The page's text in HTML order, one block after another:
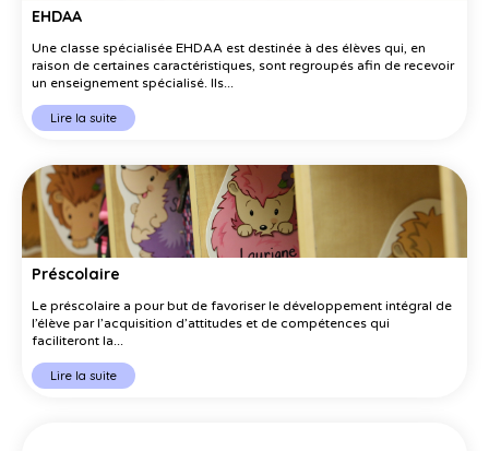
EHDAA
Une classe spécialisée EHDAA est destinée à des élèves qui, en
raison de certaines caractéristiques, sont regroupés afin de recevoir
un enseignement spécialisé. Ils...
Lire la suite
Préscolaire
Le préscolaire a pour but de favoriser le développement intégral de
l’élève par l’acquisition d’attitudes et de compétences qui
faciliteront la...
Lire la suite